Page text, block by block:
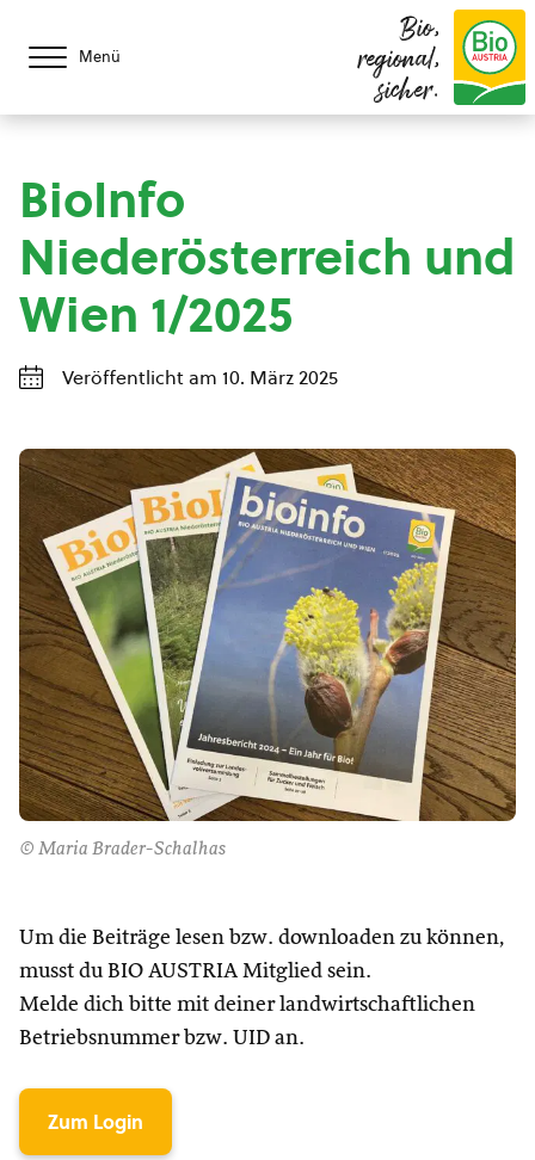
Menü
Bio,
regional,
sicher.
BioInfo
Niederösterreich und
Wien 1/2025
Veröffentlicht am 10. März 2025
© Maria Brader-Schalhas
Um die Beiträge lesen bzw. downloaden zu können,
musst du BIO AUSTRIA Mitglied sein.
Melde dich bitte mit deiner landwirtschaftlichen
Betriebsnummer bzw. UID an.
Zum Login